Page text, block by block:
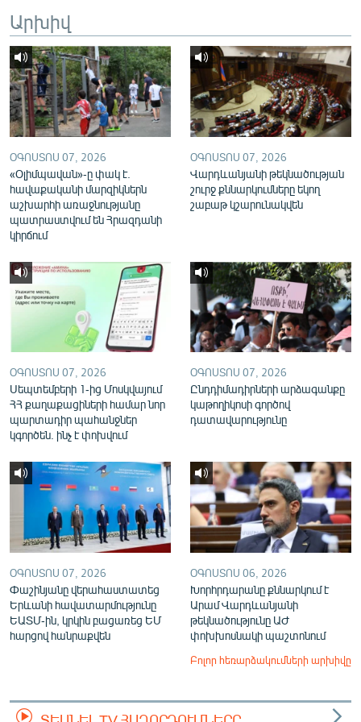
English
Русский
ՀԵՏԵՎԵՔ ՄԵԶ
«Ազատության» բոլոր կայքերը
Արխիվ
ՕԳՈՍՏՈՍ 07, 2026
«Օլիմպավան»-ը փակ է.
հավաքականի մարզիկներն
աշխարհի առաջնությանը
պատրաստվում են Հրազդանի
կիրճում
ՕԳՈՍՏՈՍ 07, 2026
Վարդևանյանի թեկնածության
շուրջ քննարկումները եկող
շաբաթ կշարունակվեն
ՕԳՈՍՏՈՍ 07, 2026
Սեպտեմբերի 1-ից Մոսկվայում
ՀՀ քաղաքացիների համար նոր
պարտադիր պահանջներ
կգործեն. ինչ է փոխվում
ՕԳՈՍՏՈՍ 07, 2026
Ընդդիմադիրների արձագանքը
կաթողիկոսի գործով
դատավարությունը
ՕԳՈՍՏՈՍ 07, 2026
Փաշինյանը վերահաստատեց
Երևանի հավատարմությունը
ԵԱՏՄ-ին, կրկին բացառեց ԵՄ
հարցով հանրաքվեն
ՕԳՈՍՏՈՍ 06, 2026
Խորհրդարանը քննարկում է
Արամ Վարդևանյանի
թեկնածությունը ԱԺ
փոխխոսնակի պաշտոնում
Բոլոր հեռարձակումների արխիվը